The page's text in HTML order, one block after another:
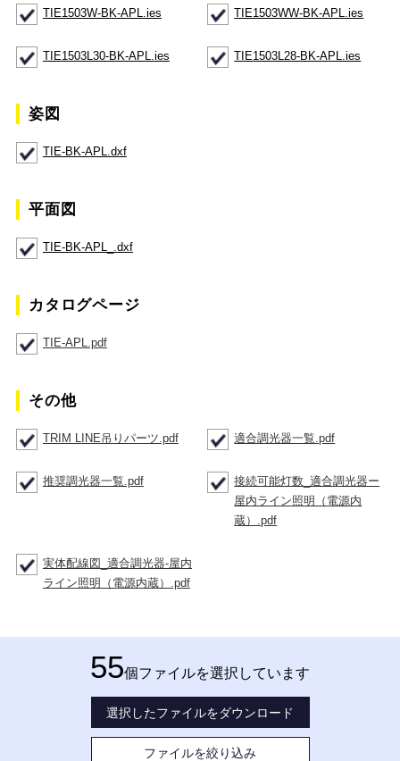
TIE1503W-BK-APL.ies TIE1503WW-BK-APL.ies
TIE1503L30-BK-APL.ies TIE1503L28-BK-APL.ies
姿図
TIE-BK-APL.dxf
平面図
TIE-BK-APL_.dxf
カタログページ
TIE-APL.pdf
その他
TRIM LINE吊りパーツ.pdf 適合調光器一覧.pdf
推奨調光器一覧.pdf
接続可能灯数_適合調光器ー
屋内ライン照明（電源内
蔵）.pdf
実体配線図_適合調光器-屋内
ライン照明（電源内蔵）.pdf
55個ファイルを選択しています
選択したファイルをダウンロード
ファイルを絞り込み